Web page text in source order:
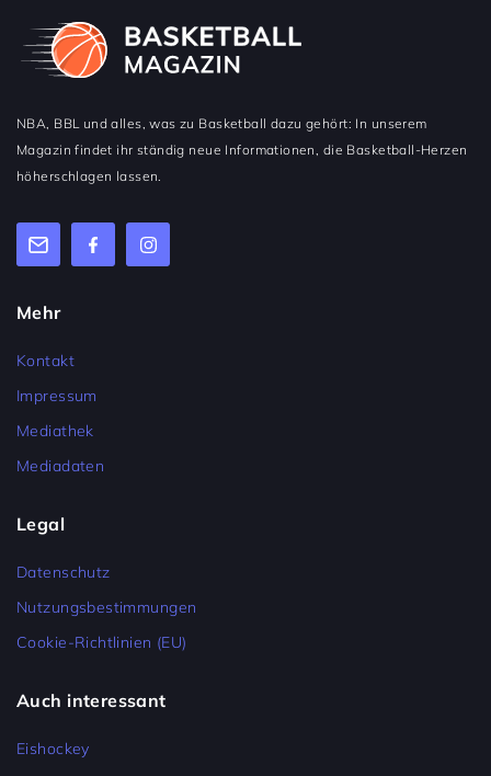
NBA, BBL und alles, was zu Basketball dazu gehört: In unserem
Magazin findet ihr ständig neue Informationen, die Basketball-Herzen
höherschlagen lassen.
Mehr
Kontakt
Impressum
Mediathek
Mediadaten
Legal
Datenschutz
Nutzungsbestimmungen
Cookie-Richtlinien (EU)
Auch interessant
Eishockey